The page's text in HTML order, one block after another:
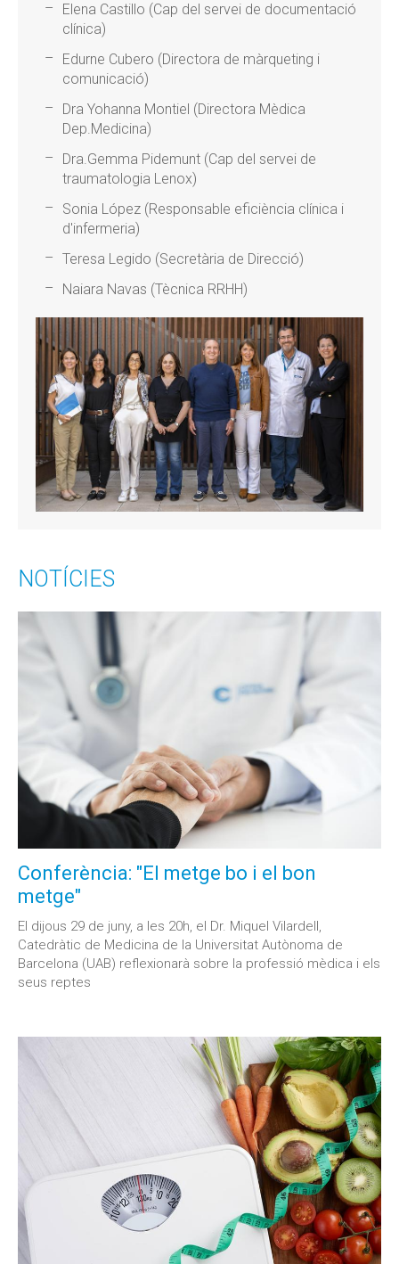
Elena Castillo (Cap del servei de documentació
clínica)
Edurne Cubero (Directora de màrqueting i
comunicació)
Dra Yohanna Montiel (Directora Mèdica
Dep.Medicina)
Dra.Gemma Pidemunt (Cap del servei de
traumatologia Lenox)
Sonia López (Responsable eficiència clínica i
d'infermeria)
Teresa Legido (Secretària de Direcció)
Naiara Navas (Tècnica RRHH)
NOTÍCIES
Conferència: "El metge bo i el bon
metge"
El dijous 29 de juny, a les 20h, el Dr. Miquel Vilardell,
Catedràtic de Medicina de la Universitat Autònoma de
Barcelona (UAB) reflexionarà sobre la professió mèdica i els
seus reptes